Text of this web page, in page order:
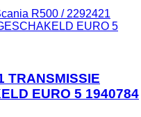
R500 / 2292421
EURO 5
TRANSMISSIE
EURO 5 1940784